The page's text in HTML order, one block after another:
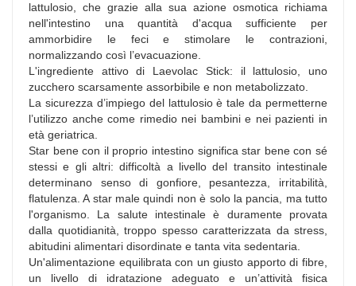
lattulosio, che grazie alla sua azione osmotica richiama
nell'intestino una quantità d'acqua sufficiente per
ammorbidire le feci e stimolare le contrazioni,
normalizzando così l’evacuazione.
L'ingrediente attivo di Laevolac Stick: il lattulosio, uno
zucchero scarsamente assorbibile e non metabolizzato.
La sicurezza d’impiego del lattulosio è tale da permetterne
l’utilizzo anche come rimedio nei bambini e nei pazienti in
età geriatrica.
Star bene con il proprio intestino significa star bene con sé
stessi e gli altri: difficoltà a livello del transito intestinale
determinano senso di gonfiore, pesantezza, irritabilità,
flatulenza. A star male quindi non è solo la pancia, ma tutto
l'organismo. La salute intestinale è duramente provata
dalla quotidianità, troppo spesso caratterizzata da stress,
abitudini alimentari disordinate e tanta vita sedentaria.
Un'alimentazione equilibrata con un giusto apporto di fibre,
un livello di idratazione adeguato e un’attività fisica